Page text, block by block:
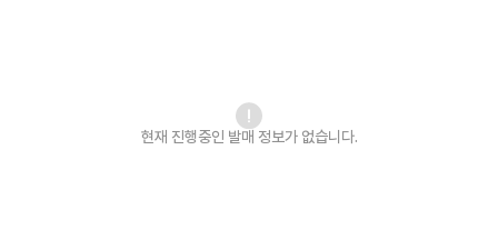
현재 진행중인 발매 정보가 없습니다.